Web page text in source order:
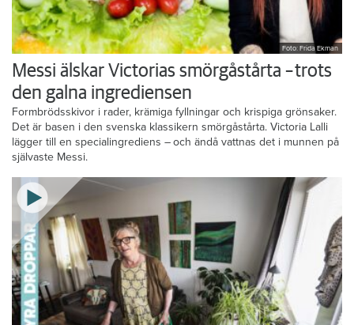
Foto: Frida Ekman
Messi älskar Victorias smörgåstårta – trots
den galna ingrediensen
Formbrödsskivor i rader, krämiga fyllningar och krispiga grönsaker.
Det är basen i den svenska klassikern smörgåstårta. Victoria Lalli
lägger till en specialingrediens – och ändå vattnas det i munnen på
självaste Messi.